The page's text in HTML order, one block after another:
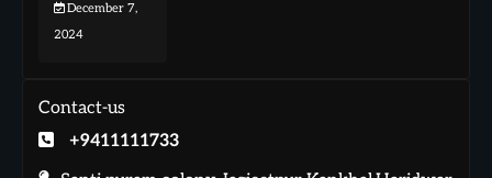
December 7,
2024
Contact-us
+9411111733